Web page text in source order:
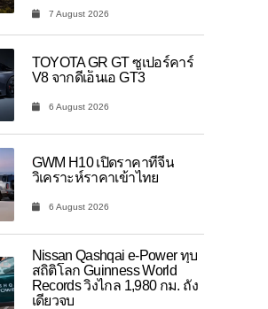
7 August 2026
TOYOTA GR GT ซูเปอร์คาร์
V8 จากดีเอ็นเอ GT3
6 August 2026
GWM H10 เปิดราคาที่จีน
วิเคราะห์ราคาเข้าไทย
6 August 2026
Nissan Qashqai e-Power ทุบ
สถิติโลก Guinness World
Records วิ่งไกล 1,980 กม. ถัง
เดียวจบ